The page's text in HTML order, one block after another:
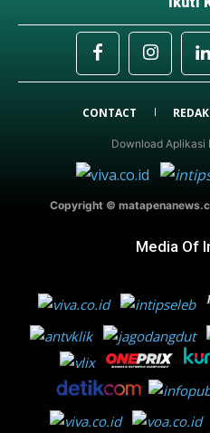
CONTACT
Download Aplikasi
Copyright ©
Media Of